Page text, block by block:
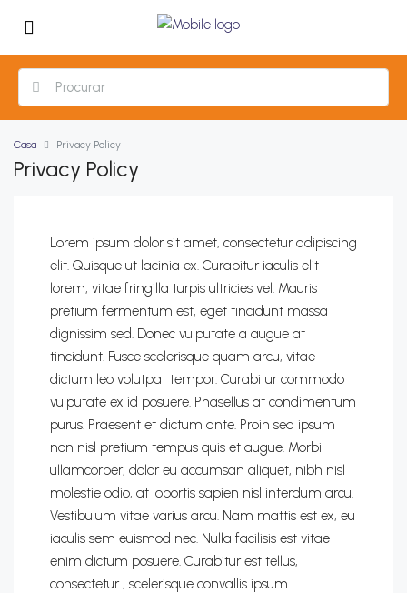
Casa Privacy Policy
Privacy Policy
Lorem ipsum dolor sit amet, consectetur adipiscing
elit. Quisque ut lacinia ex. Curabitur iaculis elit
lorem, vitae fringilla turpis ultricies vel. Mauris
pretium fermentum est, eget tincidunt massa
dignissim sed. Donec vulputate a augue at
tincidunt. Fusce scelerisque quam arcu, vitae
dictum leo volutpat tempor. Curabitur commodo
vulputate ex id posuere. Phasellus at condimentum
purus. Praesent et dictum ante. Proin sed ipsum
non nisl pretium tempus quis et augue. Morbi
ullamcorper, dolor eu accumsan aliquet, nibh nisl
molestie odio, at lobortis sapien nisl interdum arcu.
Vestibulum vitae varius arcu. Nam mattis est ex, eu
iaculis sem euismod nec. Nulla facilisis est vitae
enim dictum posuere. Curabitur est tellus,
consectetur , scelerisque convallis ipsum.